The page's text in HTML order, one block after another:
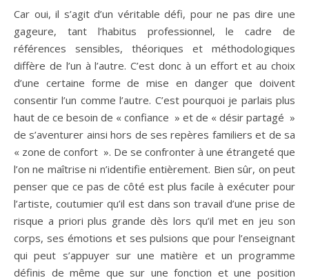
Car oui, il s’agit d’un véritable défi, pour ne pas dire une
gageure, tant l’habitus professionnel, le cadre de
références sensibles, théoriques et méthodologiques
diffère de l’un à l’autre. C’est donc à un effort et au choix
d’une certaine forme de mise en danger que doivent
consentir l’un comme l’autre. C’est pourquoi je parlais plus
haut de ce besoin de « confiance » et de « désir partagé »
de s’aventurer ainsi hors de ses repères familiers et de sa
« zone de confort ». De se confronter à une étrangeté que
l’on ne maîtrise ni n’identifie entièrement. Bien sûr, on peut
penser que ce pas de côté est plus facile à exécuter pour
l’artiste, coutumier qu’il est dans son travail d’une prise de
risque a priori plus grande dès lors qu’il met en jeu son
corps, ses émotions et ses pulsions que pour l’enseignant
qui peut s’appuyer sur une matière et un programme
définis de même que sur une fonction et une position